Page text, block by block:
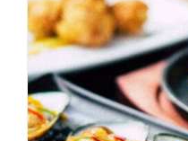
AGGIUNGI AL